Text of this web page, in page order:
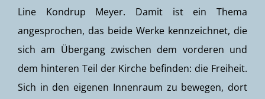
Line Kondrup Meyer. Damit ist ein Thema
angesprochen, das beide Werke kennzeichnet, die
sich am Übergang zwischen dem vorderen und
dem hinteren Teil der Kirche befinden: die Freiheit.
Sich in den eigenen Innenraum zu bewegen, dort